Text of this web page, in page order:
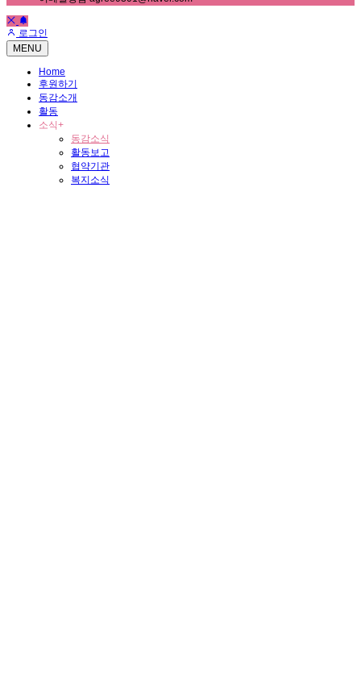
로그인
MENU
Home
후원하기
동감소개
활동
소식+
동감소식
활동보고
협약기관
복지소식